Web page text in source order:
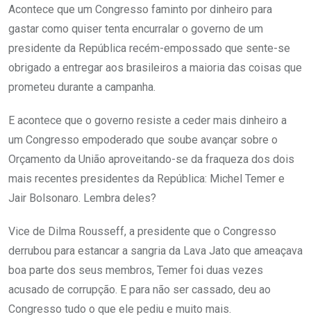
Acontece que um Congresso faminto por dinheiro para
gastar como quiser tenta encurralar o governo de um
presidente da República recém-empossado que sente-se
obrigado a entregar aos brasileiros a maioria das coisas que
prometeu durante a campanha.
E acontece que o governo resiste a ceder mais dinheiro a
um Congresso empoderado que soube avançar sobre o
Orçamento da União aproveitando-se da fraqueza dos dois
mais recentes presidentes da República: Michel Temer e
Jair Bolsonaro. Lembra deles?
Vice de Dilma Rousseff, a presidente que o Congresso
derrubou para estancar a sangria da Lava Jato que ameaçava
boa parte dos seus membros, Temer foi duas vezes
acusado de corrupção. E para não ser cassado, deu ao
Congresso tudo o que ele pediu e muito mais.